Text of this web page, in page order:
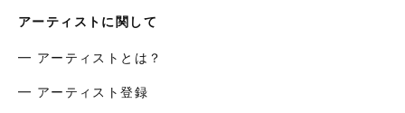
アーティストに関して
━ アーティストとは？
━ アーティスト登録